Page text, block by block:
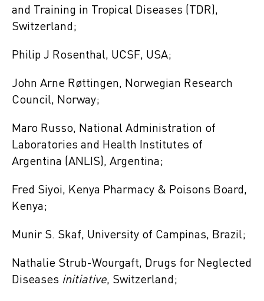
and Training in Tropical Diseases (TDR),
Switzerland;
Philip J Rosenthal, UCSF, USA;
John Arne Røttingen, Norwegian Research
Council, Norway;
Maro Russo, National Administration of
Laboratories and Health Institutes of
Argentina (ANLIS), Argentina;
Fred Siyoi, Kenya Pharmacy & Poisons Board,
Kenya;
Munir S. Skaf, University of Campinas, Brazil;
Nathalie Strub-Wourgaft, Drugs for Neglected
Diseases initiative, Switzerland;